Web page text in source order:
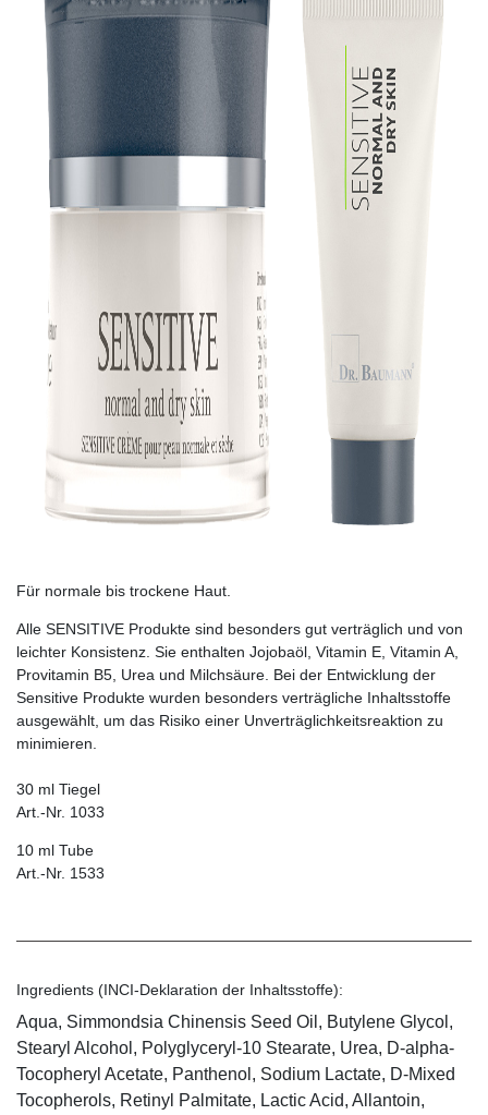
Für normale bis trockene Haut.
Alle SENSITIVE Produkte sind besonders gut verträglich und von
leichter Konsistenz. Sie enthalten Jojobaöl, Vitamin E, Vitamin A,
Provitamin B5, Urea und Milchsäure. Bei der Entwicklung der
Sensitive Pro­dukte wurden besonders verträgliche Inhaltsstoffe
ausgewählt, um das Risiko einer Unverträglichkeitsreaktion zu
minimieren.
30 ml Tiegel
Art.-Nr. 1033
10 ml Tube
Art.-Nr. 1533
Ingredients (INCI-Deklaration der Inhaltsstoffe):
Aqua, Simmondsia Chinensis Seed Oil, Butylene Glycol,
Stearyl Alcohol, Polyglyceryl-10 Stearate, Urea, D-alpha-
Tocopheryl Acetate, Panthenol, Sodium Lactate, D-Mixed
Tocopherols, Retinyl Palmitate, Lactic Acid, Allantoin,